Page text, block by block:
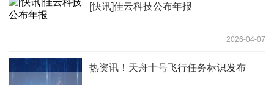
[快讯]佳云科技公布年报
2026-04-07
热资讯！天舟十号飞行任务标识发布